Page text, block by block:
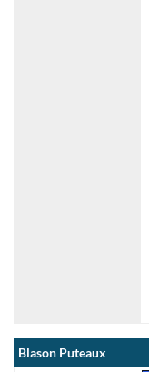
Blason Puteaux